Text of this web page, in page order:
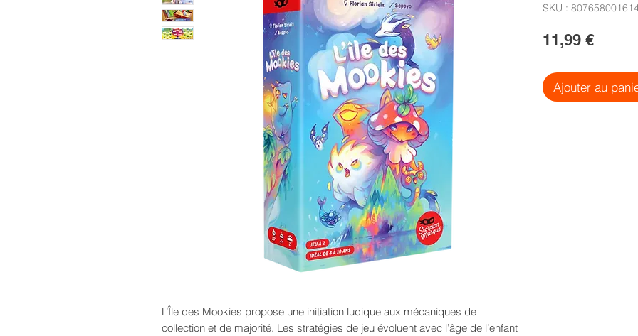
L’Île des Mookies propose une initiation ludique aux mécaniques de
collection et de majorité. Les stratégies de jeu évoluent avec l’âge de l’enfant
SKU :
11,99 €Prix
Ajouter au